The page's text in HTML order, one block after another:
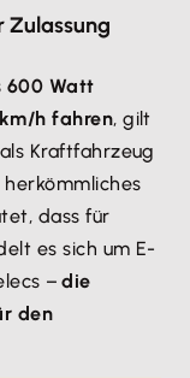
Zulassung
600 Watt
h fahren, gilt
Kraftfahrzeug
dass für
es sich um E-
–die
den